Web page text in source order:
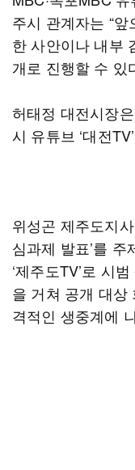
주시 관계자는 “
한 사안이나 내부
개로 진행할 수 있
허태정 대전시장
시 유튜브 ‘대전
위성곤 제주도지
심과제 발표’를
‘제주도TV’로 시
을 거쳐 공개 대상
격적인 생중계에